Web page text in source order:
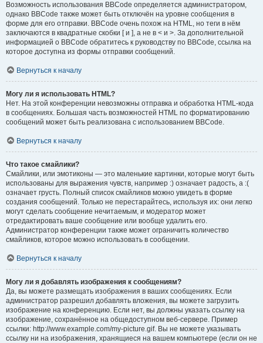
Возможность использования BBCode определяется администратором,
однако BBCode также может быть отключён на уровне сообщения в
форме для его отправки. BBCode очень похож на HTML, но теги в нём
заключаются в квадратные скобки [ и ], а не в < и >. За дополнительной
информацией о BBCode обратитесь к руководству по BBCode, ссылка на
которое доступна из формы отправки сообщений.
Вернуться к началу
Могу ли я использовать HTML?
Нет. На этой конференции невозможны отправка и обработка HTML-кода
в сообщениях. Большая часть возможностей HTML по форматированию
сообщений может быть реализована с использованием BBCode.
Вернуться к началу
Что такое смайлики?
Смайлики, или эмотиконы — это маленькие картинки, которые могут быть
использованы для выражения чувств, например :) означает радость, а :(
означает грусть. Полный список смайликов можно увидеть в форме
создания сообщений. Только не перестарайтесь, используя их: они легко
могут сделать сообщение нечитаемым, и модератор может
отредактировать ваше сообщение или вообще удалить его.
Администратор конференции также может ограничить количество
смайликов, которое можно использовать в сообщении.
Вернуться к началу
Могу ли я добавлять изображения к сообщениям?
Да, вы можете размещать изображения в ваших сообщениях. Если
администратор разрешил добавлять вложения, вы можете загрузить
изображение на конференцию. Если нет, вы должны указать ссылку на
изображение, сохранённое на общедоступном веб-сервере. Пример
ссылки: http://www.example.com/my-picture.gif. Вы не можете указывать
ссылку ни на изображения, хранящиеся на вашем компьютере (если он не